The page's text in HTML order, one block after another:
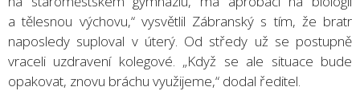
a tělesnou výchovu,“ vysvětlil Zábranský s tím, že bratr
naposledy suploval v úterý. Od středy už se postupně
vraceli uzdravení kolegové. „Když se ale situace bude
opakovat, znovu bráchu využijeme,“ dodal ředitel.